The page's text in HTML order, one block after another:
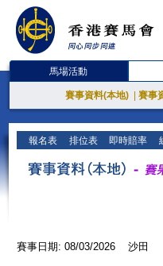
馬場活動
賽事資料(本地) 賽事
報名表 排位表 即時賠率
賽事日期: 08/03/2026 沙田